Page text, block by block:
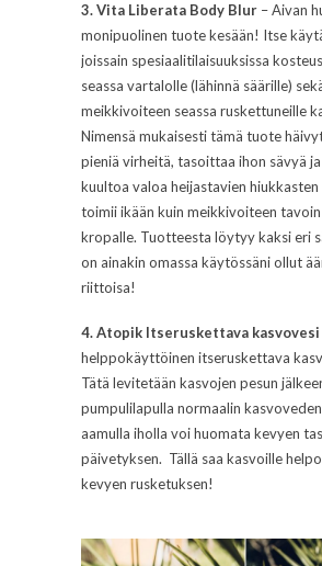
3. Vita Liberata Body Blur – Aivan
monipuolinen tuote kesään! Itse
joissain spesiaalitilaisuuksissa
seassa vartalolle (lähinnä säärille)
meikkivoiteen seassa ruskettuneille
Nimensä mukaisesti tämä tuote
pieniä virheitä, tasoittaa ihon sävyä
kuultoa valoa heijastavien hiukkasten
toimii ikään kuin meikkivoiteen
kropalle. Tuotteesta löytyy kaksi eri
on ainakin omassa käytössäni ollut
riittoisa!
4. Atopik Itseruskettava kasvovesi
helppokäyttöinen itseruskettava
Tätä levitetään kasvojen pesun
pumpulilapulla normaalin
aamulla iholla voi huomata kevyen
päivetyksen. Tällä saa kasvoille
kevyen rusketuksen!